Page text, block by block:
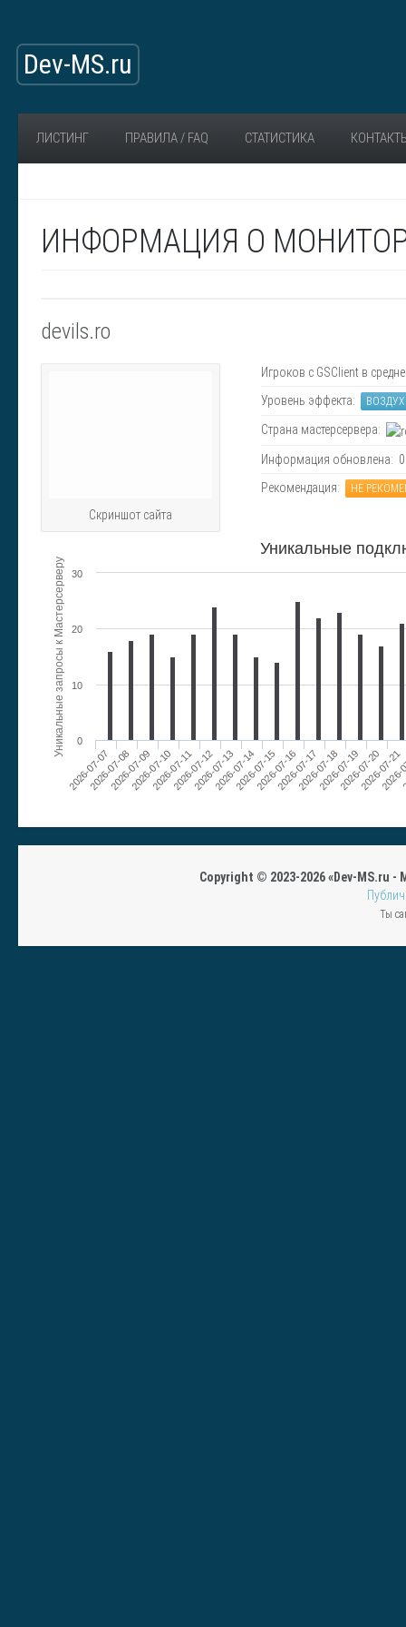
Dev-MS.ru
ЛИСТИНГ ПРАВИЛА / FAQ СТАТИСТИКА
ИНФОРМАЦИЯ О
devils.ro
Скриншот сайта
Игроков с GSClient в
Уровень эффекта:
ВОЗДУХ
Страна мастерсервера:
Информация обновлена:
Рекомендация:
НЕ
Уникальные запросы к Мастерсерверу
Уникальные
2026-07-07
2026-07-082026-07-092026-07-102026-07-112026-07-122026-07-132026-07-142026-07-152026-07-162026-07-172026-07-182026-07-192026-07-202026-07-21
0
10
20
30
Copyright © 2023-2026 «Dev-MS.ru -
Ты